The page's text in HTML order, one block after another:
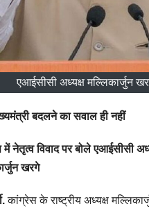
एआईसीसी अध्यक्ष मल्लिकार्जुन
बदलने का सवाल ही नहीं
नेतृत्व विवाद पर बोले एआईसीसी
खरगे
कांग्रेस के राष्ट्रीय अध्यक्ष